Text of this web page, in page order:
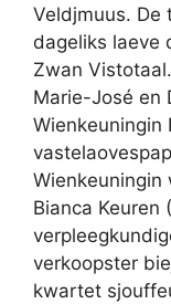
Veldjmuus. De
dageliks laeve
Zwan
Marie-José en
Wienkeuningin
Bianca Keuren
verkoopster
kwartet